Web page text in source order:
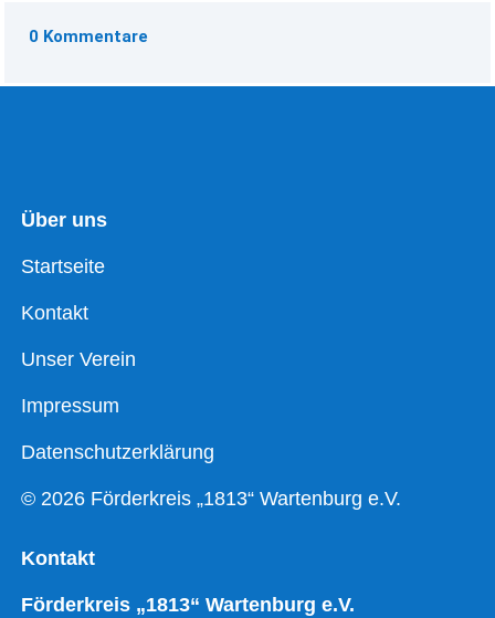
0 Kommentare
Über uns
Startseite
Kontakt
Unser Verein
Impressum
Datenschutzerklärung
© 2026 Förderkreis „1813“ Wartenburg e.V.
Kontakt
Förderkreis „1813“ Wartenburg e.V.